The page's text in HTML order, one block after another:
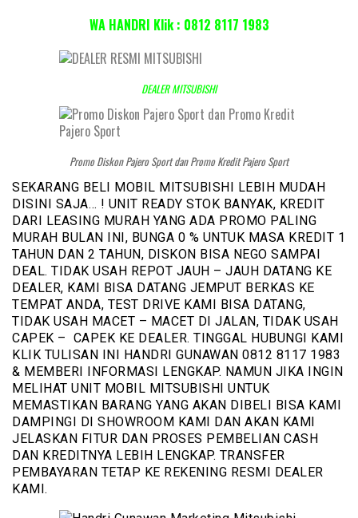
WA HANDRI Klik : 0812 8117 1983
DEALER MITSUBISHI
Promo Diskon Pajero Sport dan Promo Kredit Pajero Sport
SEKARANG BELI MOBIL MITSUBISHI LEBIH MUDAH
DISINI SAJA… ! UNIT READY STOK BANYAK, KREDIT
DARI LEASING MURAH YANG ADA PROMO PALING
MURAH BULAN INI, BUNGA 0 % UNTUK MASA KREDIT 1
TAHUN DAN 2 TAHUN, DISKON BISA NEGO SAMPAI
DEAL. TIDAK USAH REPOT JAUH – JAUH DATANG KE
DEALER, KAMI BISA DATANG JEMPUT BERKAS KE
TEMPAT ANDA, TEST DRIVE KAMI BISA DATANG,
TIDAK USAH MACET – MACET DI JALAN, TIDAK USAH
CAPEK – CAPEK KE DEALER. TINGGAL HUBUNGI KAMI
KLIK TULISAN INI HANDRI GUNAWAN 0812 8117 1983
& MEMBERI INFORMASI LENGKAP. NAMUN JIKA INGIN
MELIHAT UNIT MOBIL MITSUBISHI UNTUK
MEMASTIKAN BARANG YANG AKAN DIBELI BISA KAMI
DAMPINGI DI SHOWROOM KAMI DAN AKAN KAMI
JELASKAN FITUR DAN PROSES PEMBELIAN CASH
DAN KREDITNYA LEBIH LENGKAP. TRANSFER
PEMBAYARAN TETAP KE REKENING RESMI DEALER
KAMI.